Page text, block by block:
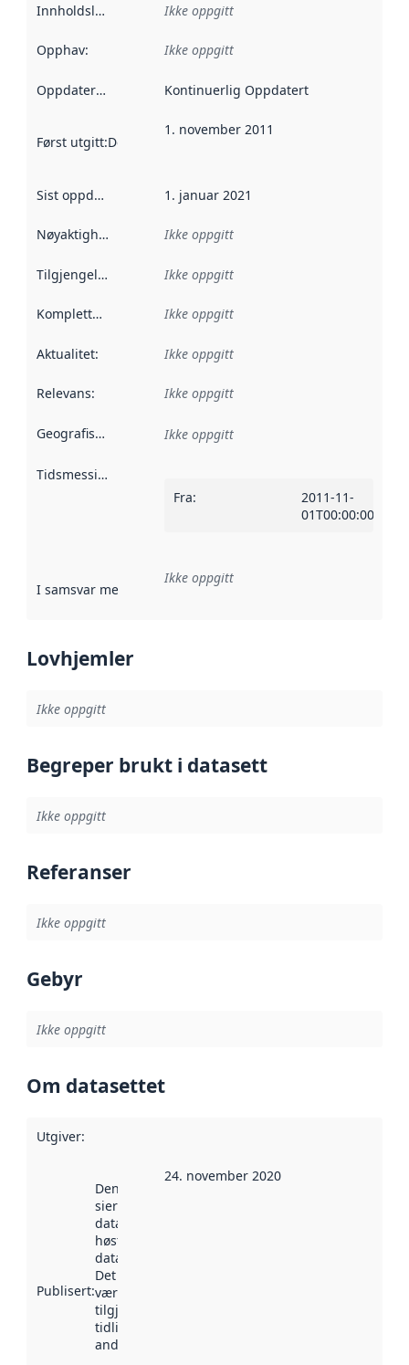
Innholdsleverandører :
Ikke oppgitt
Opphav: Ikke oppgitt
Oppdateringsfrekvens :
Kontinuerlig Oppdatert
Først utgitt:Denne datoen sier når dataene i dette
1. november 2011
Sist oppdatert 1. januar 2021
Nøyaktighet Ikke oppgitt
Tilgjengelighet Ikke oppgitt
Kompletthet Ikke oppgitt
Aktualitet: Ikke oppgitt
Relevans: Ikke oppgitt
Geografisk avgrensning :
Ikke oppgitt
Tidsmessig avgrensning
Fra:
2011-11-
01T00:00:00Z
I samsvar med Referanse til en implementasjonsregel
Ikke oppgitt
Lovhjemler
Ikke oppgitt
Begreper brukt i datasett
Ikke oppgitt
Referanser
Ikke oppgitt
Gebyr
Ikke oppgitt
Om datasettet
Utgiver:
Publisert:
Denne datoen
sier når
datasettet ble
høstet av
data.norge.no.
Det kan ha
vært
tilgjengelig
tidligere
andre steder.
24. november 2020